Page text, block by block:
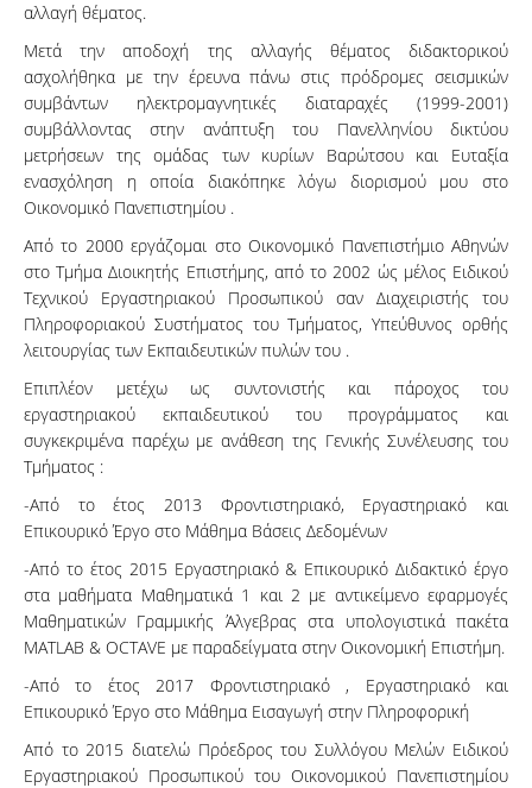
αλλαγή θέματος.
Μετά την αποδοχή της αλλαγής θέματος διδακτορικού
ασχολήθηκα με την έρευνα πάνω στις πρόδρομες σεισμικών
συμβάντων ηλεκτρομαγνητικές διαταραχές (1999-2001)
συμβάλλοντας στην ανάπτυξη του Πανελληνίου δικτύου
μετρήσεων της ομάδας των κυρίων Βαρώτσου και Ευταξία
ενασχόληση η οποία διακόπηκε λόγω διορισμού μου στο
Οικονομικό Πανεπιστημίου .
Από το 2000 εργάζομαι στο Οικονομικό Πανεπιστήμιο Αθηνών
στο Τμήμα Διοικητής Επιστήμης, από το 2002 ώς μέλος Ειδικού
Τεχνικού Εργαστηριακού Προσωπικού σαν Διαχειριστής του
Πληροφοριακού Συστήματος του Τμήματος, Υπεύθυνος ορθής
λειτουργίας των Εκπαιδευτικών πυλών του .
Επιπλέον μετέχω ως συντονιστής και πάροχος του
εργαστηριακού εκπαιδευτικού του προγράμματος και
συγκεκριμένα παρέχω με ανάθεση της Γενικής Συνέλευσης του
Τμήματος :
-Από το έτος 2013 Φροντιστηριακό, Εργαστηριακό και
Επικουρικό Έργο στο Μάθημα Βάσεις Δεδομένων
-Από το έτος 2015 Εργαστηριακό & Επικουρικό Διδακτικό έργο
στα μαθήματα Μαθηματικά 1 και 2 με αντικείμενο εφαρμογές
Μαθηματικών Γραμμικής Άλγεβρας στα υπολογιστικά πακέτα
MATLAB & OCTAVE με παραδείγματα στην Οικονομική Επιστήμη.
-Από το έτος 2017 Φροντιστηριακό , Εργαστηριακό και
Επικουρικό Έργο στο Μάθημα Εισαγωγή στην Πληροφορική
Από το 2015 διατελώ Πρόεδρος του Συλλόγου Μελών Ειδικού
Εργαστηριακού Προσωπικού του Οικονομικού Πανεπιστημίου